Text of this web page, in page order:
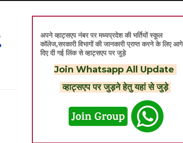
अपने व्हाट्सएप नंबर पर मध्यप्रदेश की भर्तियों स्कूल
कॉलेज,सरकारी विभागों की जानकारी प्राप्त करने के लिए आगे
दिए दी गई लिंक से व्हाट्सएप पर जुड़े
Join Whatsapp All Update
व्हाट्सएप पर जुड़ने हेतु यहां से जुड़े